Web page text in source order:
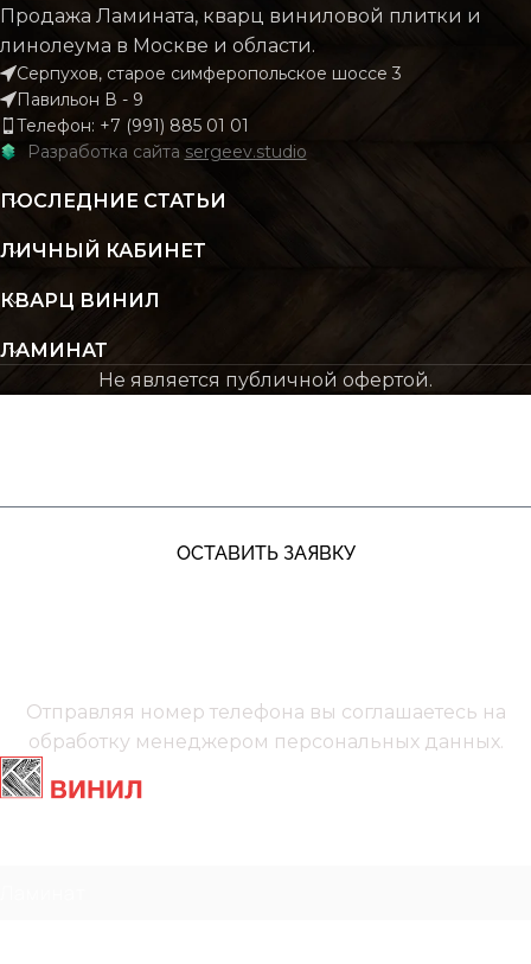
Продажа Ламината, кварц виниловой плитки и
линолеума в Москве и области.
Серпухов, старое симферопольское шоссе 3
Павильон В - 9
Телефон: +7 (991) 885 01 01
Разработка сайта sergeev.studio
ПОСЛЕДНИЕ СТАТЬИ
ЛИЧНЫЙ КАБИНЕТ
КВАРЦ ВИНИЛ
ЛАМИНАТ
Не является публичной офертой.
ОСТАВИТЬ ЗАЯВКУ
Отправляя номер телефона вы соглашаетесь на
обработку менеджером персональных данных.